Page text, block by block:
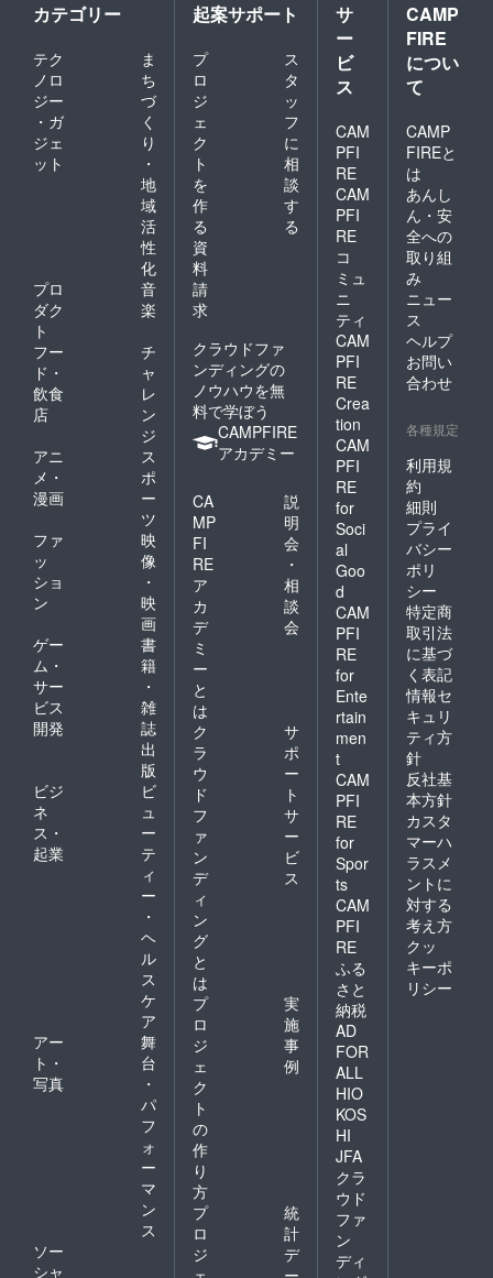
カテゴリー
テク
ノロ
ジー
・ガ
ジェ
ット
ま
ち
づ
く
り
・
地
域
活
性
化
プロ
ダク
ト
音
楽
フー
ド・
飲食
店
チ
ャ
レ
ン
ジ
アニ
メ・
漫画
ス
ポ
ー
ツ
ファ
ッ
ショ
ン
映
像
・
映
画
ゲー
ム・
サー
ビス
開発
書
籍
・
雑
誌
出
版
ビジ
ネ
ス・
起業
ビ
ュ
ー
テ
ィ
ー
・
ヘ
ル
ス
ケ
ア
アー
ト・
写真
舞
台
・
パ
フ
ォ
ー
マ
ン
ス
ソー
シャ
起案サポート
プ
ロ
ジ
ェ
ク
ト
を
作
る
ス
タ
ッ
フ
に
相
談
す
る
資
料
請
求
クラウドファ
ンディングの
ノウハウを無
料で学ぼう
CAMPFIRE
アカデミー
CA
MP
FI
RE
ア
カ
デ
ミ
ー
と
は
説
明
会
・
相
談
会
ク
ラ
ウ
ド
フ
ァ
ン
デ
ィ
ン
グ
と
は
サ
ポ
ー
ト
サ
ー
ビ
ス
プ
ロ
ジ
ェ
ク
ト
の
作
り
方
実
施
事
例
プ
ロ
ジ
統
計
デ
サ
ー
ビ
ス
CAM
PFI
RE
CAM
PFI
RE
コ
ミュ
ニ
ティ
CAM
PFI
RE
Crea
tion
CAM
PFI
RE
for
Soci
al
Goo
d
CAM
PFI
RE
for
Ente
rtain
men
t
CAM
PFI
RE
for
Spor
ts
CAM
PFI
RE
ふる
さと
納税
AD
FOR
ALL
HIO
KOS
HI
JFA
クラ
ウド
ファ
ン
ディ
CAMP
FIRE
につい
て
CAMP
FIREと
は
あんし
ん・安
全への
取り組
み
ニュー
ス
ヘルプ
お問い
合わせ
各種規定
利用規
約
細則
プライ
バシー
ポリ
シー
特定商
取引法
に基づ
く表記
情報セ
キュリ
ティ方
針
反社基
本方針
カスタ
マーハ
ラスメ
ントに
対する
考え方
クッ
キーポ
リシー